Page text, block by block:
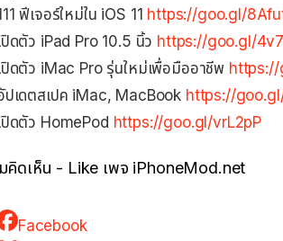
ฟีเจอร์ใหม่ใน iOS 11 https://goo.gl/
ปิดตัว iPad Pro 10.5 นิ้ว https://goo.gl/
ปิดตัว iMac Pro รุ่นใหม่เพื่อมืออาชีพ https://
ปเดตสเปค iMac, MacBook https://
ปิดตัว HomePod https://goo.gl/vrL2pP
คิดเห็น - Like เพจ iPhoneMod.net
Facebook